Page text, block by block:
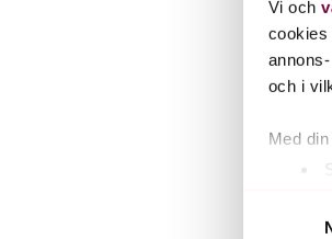
Vi och
cookies
och i
Med
Ta